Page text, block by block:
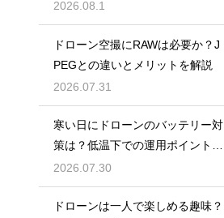
解説
2026.08.1
ドローン空撮にRAWは必要か？J
PEGとの違いとメリットを解説
2026.07.31
寒い日にドローンのバッテリー対
策は？低温下での運用ポイントと
注意点
2026.07.30
ドローンは一人で楽しめる趣味？